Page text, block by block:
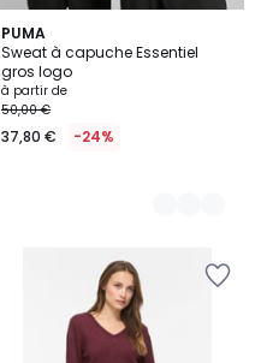
PUMA
Sweat à capuche Essentiel
gros logo
à partir de
50,00 €
37,80 € -24%
3
Couleurs